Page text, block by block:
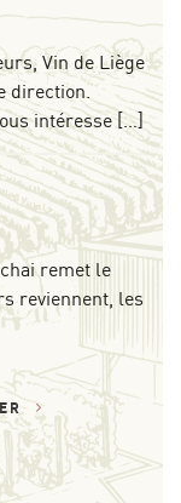
Vin de Liège
direction.
intéresse […]
chai remet le
reviennent, les